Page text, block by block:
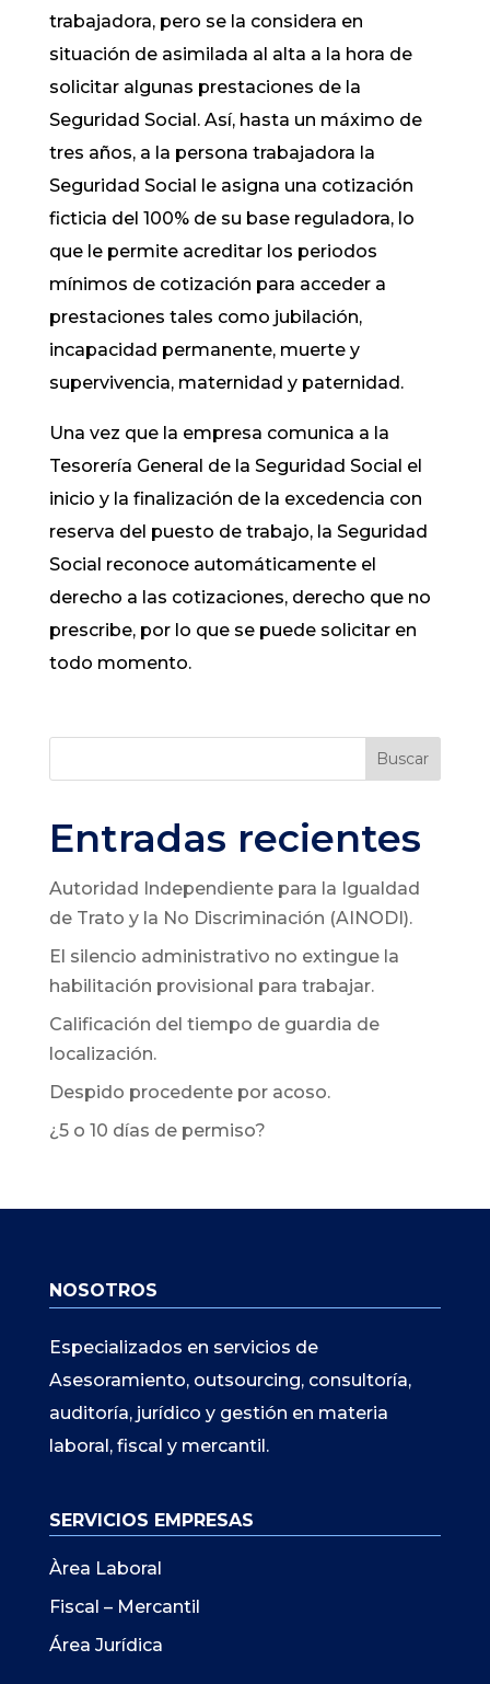
trabajadora, pero se la considera en
situación de asimilada al alta a la hora de
solicitar algunas prestaciones de la
Seguridad Social. Así, hasta un máximo de
tres años, a la persona trabajadora la
Seguridad Social le asigna una cotización
ficticia del 100% de su base reguladora, lo
que le permite acreditar los periodos
mínimos de cotización para acceder a
prestaciones tales como jubilación,
incapacidad permanente, muerte y
supervivencia, maternidad y paternidad.
Una vez que la empresa comunica a la
Tesorería General de la Seguridad Social el
inicio y la finalización de la excedencia con
reserva del puesto de trabajo, la Seguridad
Social reconoce automáticamente el
derecho a las cotizaciones, derecho que no
prescribe, por lo que se puede solicitar en
todo momento.
Buscar
Entradas recientes
Autoridad Independiente para la Igualdad
de Trato y la No Discriminación (AINODI).
El silencio administrativo no extingue la
habilitación provisional para trabajar.
Calificación del tiempo de guardia de
localización.
Despido procedente por acoso.
¿5 o 10 días de permiso?
NOSOTROS
Especializados en servicios de
Asesoramiento, outsourcing, consultoría,
auditoría, jurídico y gestión en materia
laboral, fiscal y mercantil.
SERVICIOS EMPRESAS
Àrea Laboral
Fiscal – Mercantil
Área Jurídica